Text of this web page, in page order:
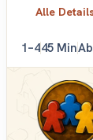
Alle
1–445 Min